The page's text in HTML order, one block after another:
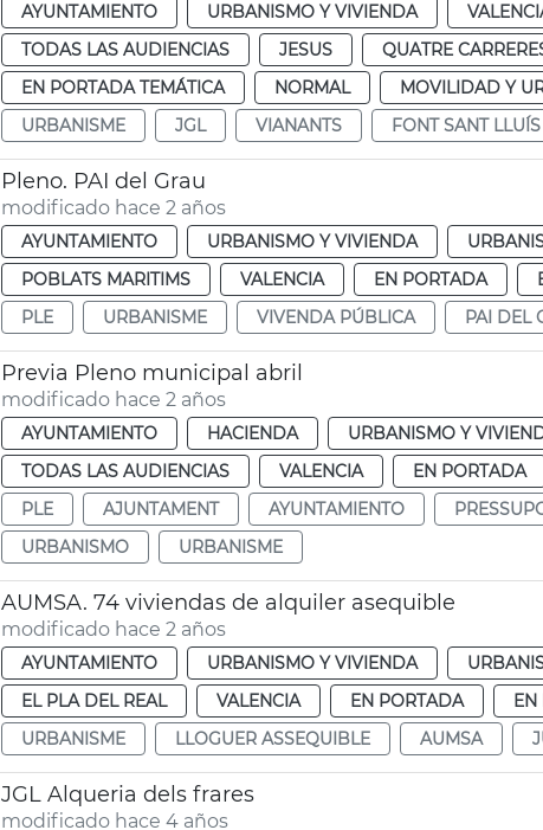
AYUNTAMIENTO URBANISMO Y VIVIENDA
TODAS LAS AUDIENCIAS
JESUS QUATRE
EN PORTADA TEMÁTICA
NORMAL MOVILIDAD Y
URBANISME
JGL VIANANTS FONT SANT LLUÍS
Pleno. PAI del Grau
modificado hace 2 años
AYUNTAMIENTO URBANISMO Y VIVIENDA
POBLATS MARITIMS
VALENCIA EN PORTADA
PLE
URBANISME VIVENDA PÚBLICA PAI DEL
Previa Pleno municipal abril
modificado hace 2 años
AYUNTAMIENTO HACIENDA URBANISMO Y
TODAS LAS AUDIENCIAS
VALENCIA EN PORTADA
PLE
AJUNTAMENT AYUNTAMIENTO
URBANISMO
URBANISME
AUMSA. 74 viviendas de alquiler asequible
modificado hace 2 años
AYUNTAMIENTO URBANISMO Y VIVIENDA
EL PLA DEL REAL
VALENCIA EN PORTADA EN
URBANISME
LLOGUER ASSEQUIBLE AUMSA
JGL Alqueria dels frares
modificado hace 4 años